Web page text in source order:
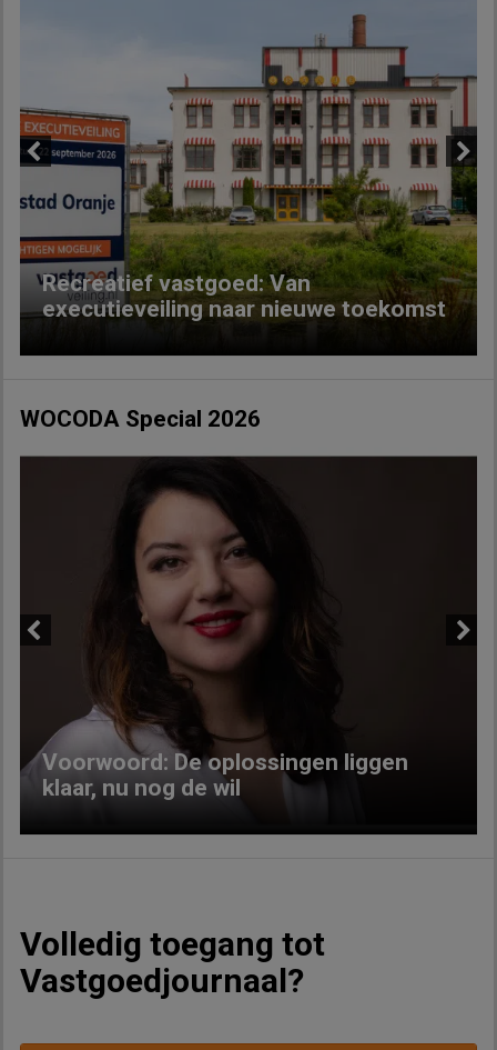
Recreatief vastgoed: Van
executieveiling naar nieuwe toekomst
Next
WOCODA Special 2026
Voorwoord: De oplossingen liggen
klaar, nu nog de wil
Volledig toegang tot
Vastgoedjournaal?